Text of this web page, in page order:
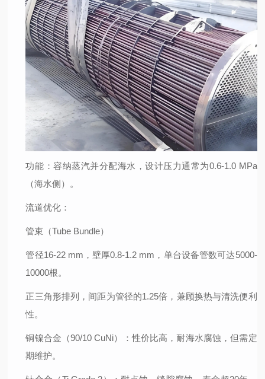
功能 ：容纳蒸汽并分配海水，设计压力通常为0.6-1.0 MPa
（海水侧）。
流道优化 ：
管束（Tube Bundle）
管径16-22 mm，壁厚0.8-1.2 mm，单台设备管数可达5000-
10000根。
正三角形排列，间距为管径的1.25倍，兼顾换热与清洗便利
性。
铜镍合金（90/10 CuNi）
：性价比高，耐海水腐蚀，但需定
期维护。